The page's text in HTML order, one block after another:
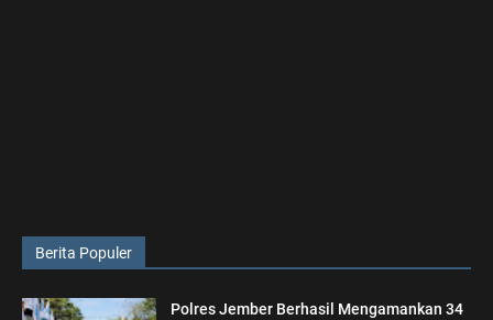
Berita Populer
Polres Jember Berhasil Mengamankan 34